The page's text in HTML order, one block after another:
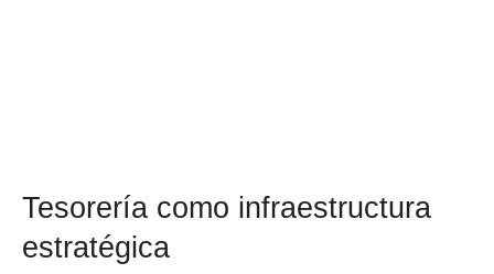
Tesorería como infraestructura
estratégica